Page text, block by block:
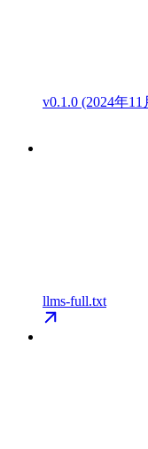
v0.1.0 (2024年11
llms-full.txt